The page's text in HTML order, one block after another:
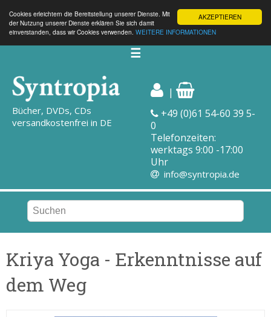
AKZEPTIEREN
Cookies erleichtern die Bereitstellung unserer Dienste. Mit
der Nutzung unserer Dienste erklären Sie sich damit
einverstanden, dass wir Cookies verwenden. WEITERE INFORMATIONEN
☰
Bücher, DVDs, CDs
versandkostenfrei in DE
|
+49 (0)61 54-60 39 5-
0
Telefonzeiten:
werktags 9:00 -17:00
Uhr
info@syntropia.de
Kriya Yoga - Erkenntnisse auf
dem Weg